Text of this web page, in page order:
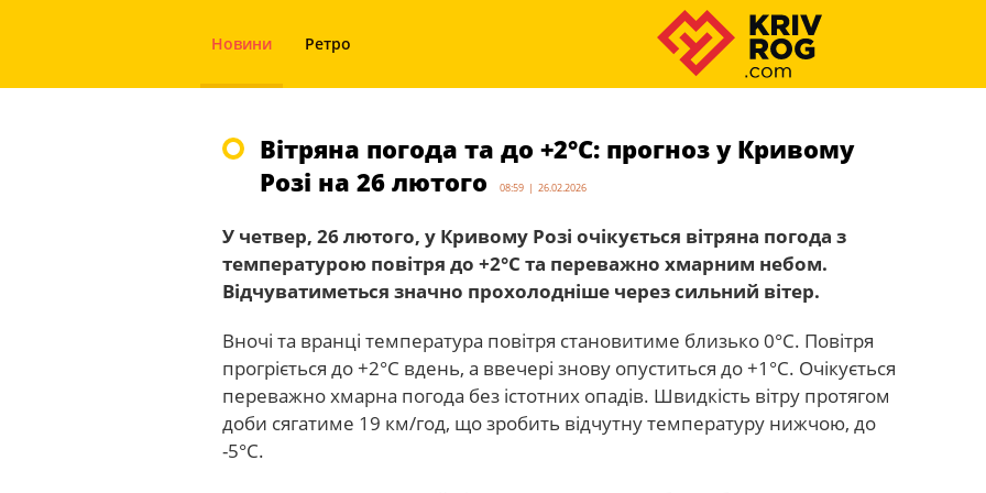
Новини Ретро
Вітряна погода та до +2°С: прогноз у Кривому
Розі на 26 лютого
08:59 | 26.02.2026
У четвер, 26 лютого, у Кривому Розі очікується вітряна погода з
температурою повітря до +2°С та переважно хмарним небом.
Відчуватиметься значно прохолодніше через сильний вітер.
Вночі та вранці температура повітря становитиме близько 0°С. Повітря
прогріється до +2°С вдень, а ввечері знову опуститься до +1°С. Очікується
переважно хмарна погода без істотних опадів. Швидкість вітру протягом
доби сягатиме 19 км/год, що зробить відчутну температуру нижчою, до
-5°С.